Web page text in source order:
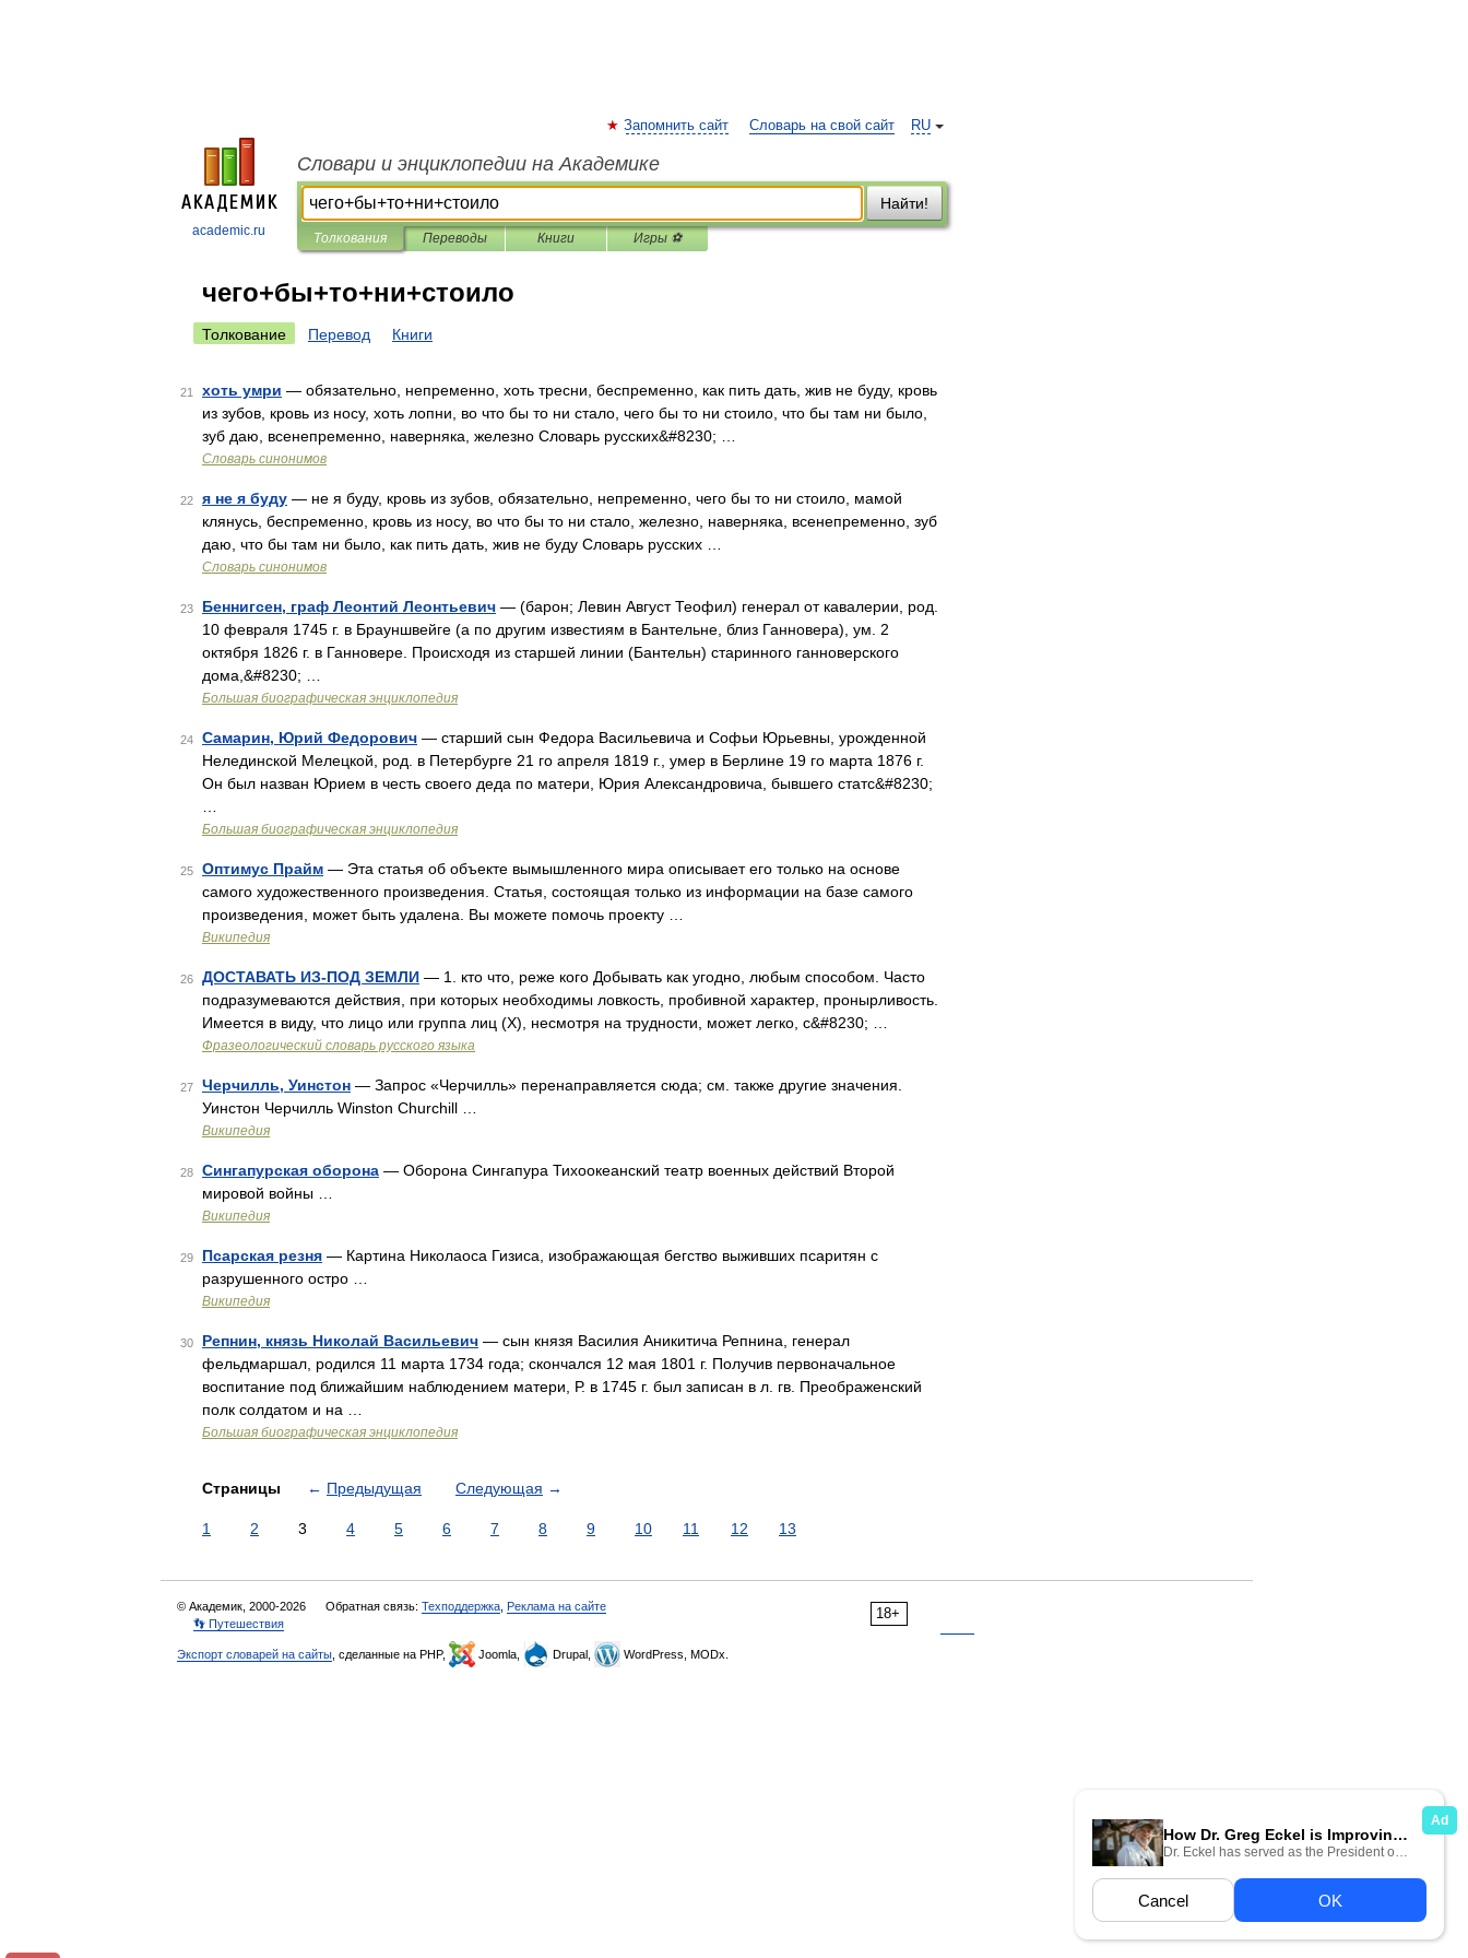
academic.ru
RU
Запомнить сайт Словарь на свой сайт
Словари и энциклопедии на Академике
Найти!
Толкования Переводы Книги Игры ⚽
чего+бы+то+ни+стоило
Толкование Перевод Книги
21 хоть умри — обязательно, непременно, хоть тресни, беспременно, как пить дать, жив не буду, кровь
из зубов, кровь из носу, хоть лопни, во что бы то ни стало, чего бы то ни стоило, что бы там ни было,
зуб даю, всенепременно, наверняка, железно Словарь русских&#8230; …
Словарь синонимов
22 я не я буду — не я буду, кровь из зубов, обязательно, непременно, чего бы то ни стоило, мамой
клянусь, беспременно, кровь из носу, во что бы то ни стало, железно, наверняка, всенепременно, зуб
даю, что бы там ни было, как пить дать, жив не буду Словарь русских …
Словарь синонимов
23 Беннигсен, граф Леонтий Леонтьевич — (барон; Левин Август Теофил) генерал от кавалерии, род.
10 февраля 1745 г. в Брауншвейге (а по другим известиям в Бантельне, близ Ганновера), ум. 2
октября 1826 г. в Ганновере. Происходя из старшей линии (Бантельн) старинного ганноверского
дома,&#8230; …
Большая биографическая энциклопедия
24 Самарин, Юрий Федорович — старший сын Федора Васильевича и Софьи Юрьевны, урожденной
Нелединской Мелецкой, род. в Петербурге 21 го апреля 1819 г., умер в Берлине 19 го марта 1876 г.
Он был назван Юрием в честь своего деда по матери, Юрия Александровича, бывшего статс&#8230;
Большая биографическая энциклопедия
25 Оптимус Прайм — Эта статья об объекте вымышленного мира описывает его только на основе
самого художественного произведения. Статья, состоящая только из информации на базе самого
произведения, может быть удалена. Вы можете помочь проекту …
Википедия
26 ДОСТАВАТЬ ИЗ-ПОД ЗЕМЛИ — 1. кто что, реже кого Добывать как угодно, любым способом. Часто
подразумеваются действия, при которых необходимы ловкость, пробивной характер, пронырливость.
Имеется в виду, что лицо или группа лиц (Х), несмотря на трудности, может легко, с&#8230; …
Фразеологический словарь русского языка
27 Черчилль, Уинстон — Запрос «Черчилль» перенаправляется сюда; см. также другие значения.
Уинстон Черчилль Winston Churchill …
Википедия
28 Сингапурская оборона — Оборона Сингапура Тихоокеанский театр военных действий Второй
мировой войны …
Википедия
29 Псарская резня — Картина Николаоса Гизиса, изображающая бегство выживших псаритян с
разрушенного остро …
Википедия
30 Репнин, князь Николай Васильевич — сын князя Василия Аникитича Репнина, генерал
фельдмаршал, родился 11 марта 1734 года; скончался 12 мая 1801 г. Получив первоначальное
воспитание под ближайшим наблюдением матери, Р. в 1745 г. был записан в л. гв. Преображенский
полк солдатом и на …
Большая биографическая энциклопедия
Страницы ← Предыдущая Следующая →
1 2 3 4 5 6 7 8 9 10 11 12 13
18+
© Академик, 2000-2026 Обратная связь: Техподдержка Реклама на сайте
👣 Путешествия
Экспорт словарей на сайты , сделанные на PHP, Joomla, Drupal, WordPress, MODx.